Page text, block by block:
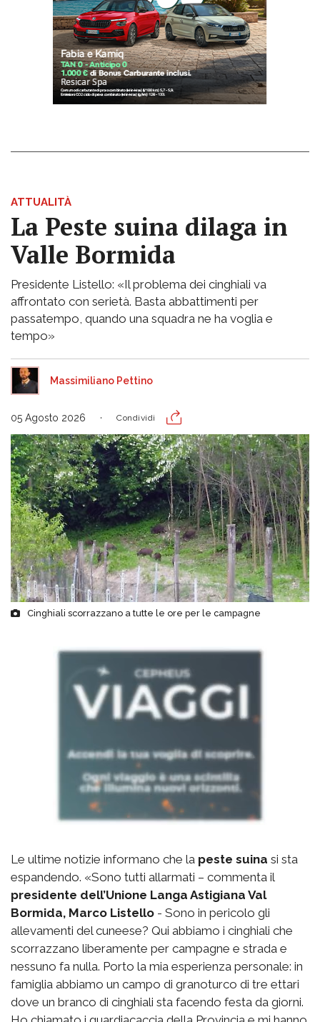
ATTUALITÀ
La Peste suina dilaga in
Valle Bormida
Presidente Listello: «Il problema dei cinghiali va
affrontato con serietà. Basta abbattimenti per
passatempo, quando una squadra ne ha voglia e
tempo»
Massimiliano Pettino
05 Agosto 2026 Condividi
Cinghiali scorrazzano a tutte le ore per le campagne
Le ultime notizie informano che la peste suina si sta
espandendo. «Sono tutti allarmati – commenta il
presidente dell’Unione Langa Astigiana Val
Bormida, Marco Listello - Sono in pericolo gli
allevamenti del cuneese? Qui abbiamo i cinghiali che
scorrazzano liberamente per campagne e strada e
nessuno fa nulla. Porto la mia esperienza personale: in
famiglia abbiamo un campo di granoturco di tre ettari
dove un branco di cinghiali sta facendo festa da giorni.